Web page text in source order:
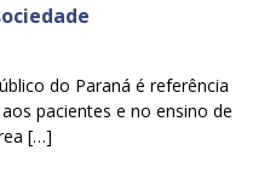
do Paraná é referência
pacientes e no ensino de
[…]